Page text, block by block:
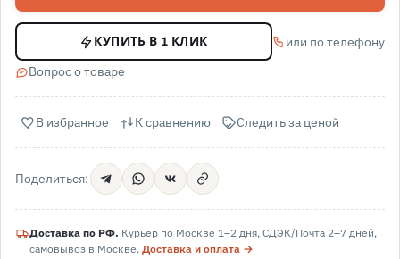
КУПИТЬ В 1 КЛИК
или по телефону
Вопрос о товаре
В избранное К сравнению Следить за ценой
Поделиться:
Доставка по РФ. Курьер по Москве 1–2 дня, СДЭК/Почта 2–7 дней,
самовывоз в Москве.Доставка и оплата →